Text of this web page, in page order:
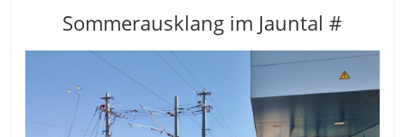
Sommerausklang im Jauntal #